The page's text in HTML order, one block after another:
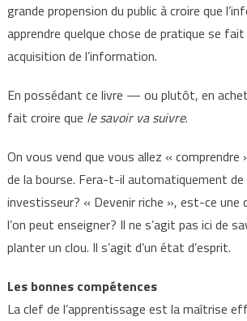
grande propension du public à croire que
apprendre quelque chose de pratique se
acquisition de l’information.
En possédant ce livre — ou plutôt, en
fait croire que le savoir va suivre.
On vous vend que vous allez « comprendre
de la bourse. Fera-t-il automatiquement de
investisseur? « Devenir riche », est-ce une
l’on peut enseigner? Il ne s’agit pas ici de
planter un clou. Il s’agit d’un état d’esprit.
Les bonnes compétences
La clef de l’apprentissage est la maîtrise